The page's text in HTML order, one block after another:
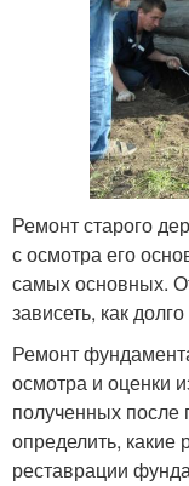
Ремонт старого
с осмотра его
самых основных.
зависеть, как
Ремонт
осмотра и оценки
полученных после
определить,
реставрации